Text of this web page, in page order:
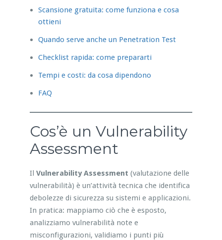
Scansione gratuita: come funziona e cosa
ottieni
Quando serve anche un Penetration Test
Checklist rapida: come prepararti
Tempi e costi: da cosa dipendono
FAQ
Cos’è un Vulnerability
Assessment
Il Vulnerability Assessment (valutazione delle
vulnerabilità) è un’attività tecnica che identifica
debolezze di sicurezza su sistemi e applicazioni.
In pratica: mappiamo ciò che è esposto,
analizziamo vulnerabilità note e
misconfigurazioni, validiamo i punti più